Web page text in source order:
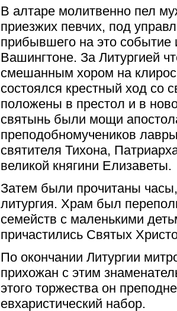
В алтаре молитвенно пел
приезжих певчих, под
прибывшего на это событие
Вашингтоне. За Литургией
смешанным хором на
состоялся крестный ход
положены в престол и в
святынь были мощи
преподобномучеников
святителя Тихона,
великой княгини Елизаветы.
Затем были прочитаны
литургия. Храм был
семейств с маленькими
причастились Святых
По окончании Литургии
прихожан с этим
этого торжества он
евхаристический набор.